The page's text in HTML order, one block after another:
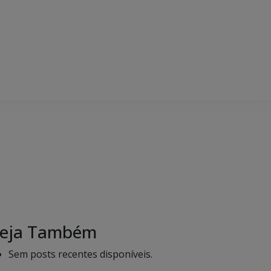
Também
Sem posts recentes disponíveis.